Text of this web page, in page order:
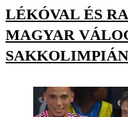
LÉKÓVAL ÉS
MAGYAR
SAKKOLIMPIÁN